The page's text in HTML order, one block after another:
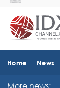
Home News
More news: